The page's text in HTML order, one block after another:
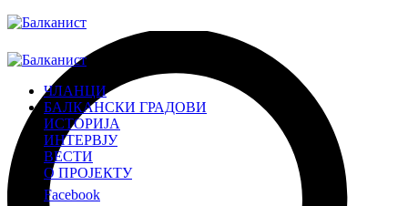
ЧЛАНЦИ
БАЛКАНСКИ ГРАДОВИ
ИСТОРИЈА
ИНТЕРВЈУ
ВЕСТИ
О ПРОЈЕКТУ
Facebook